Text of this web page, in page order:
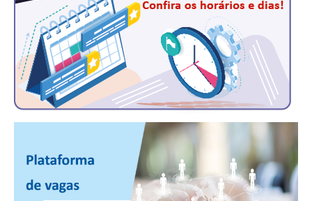
RES 1.002/2002 – CÓDIGO DE ÉTICA
HOMOLOGAÇÕES
PISO SALARIAL
FIQUE POR DENTRO